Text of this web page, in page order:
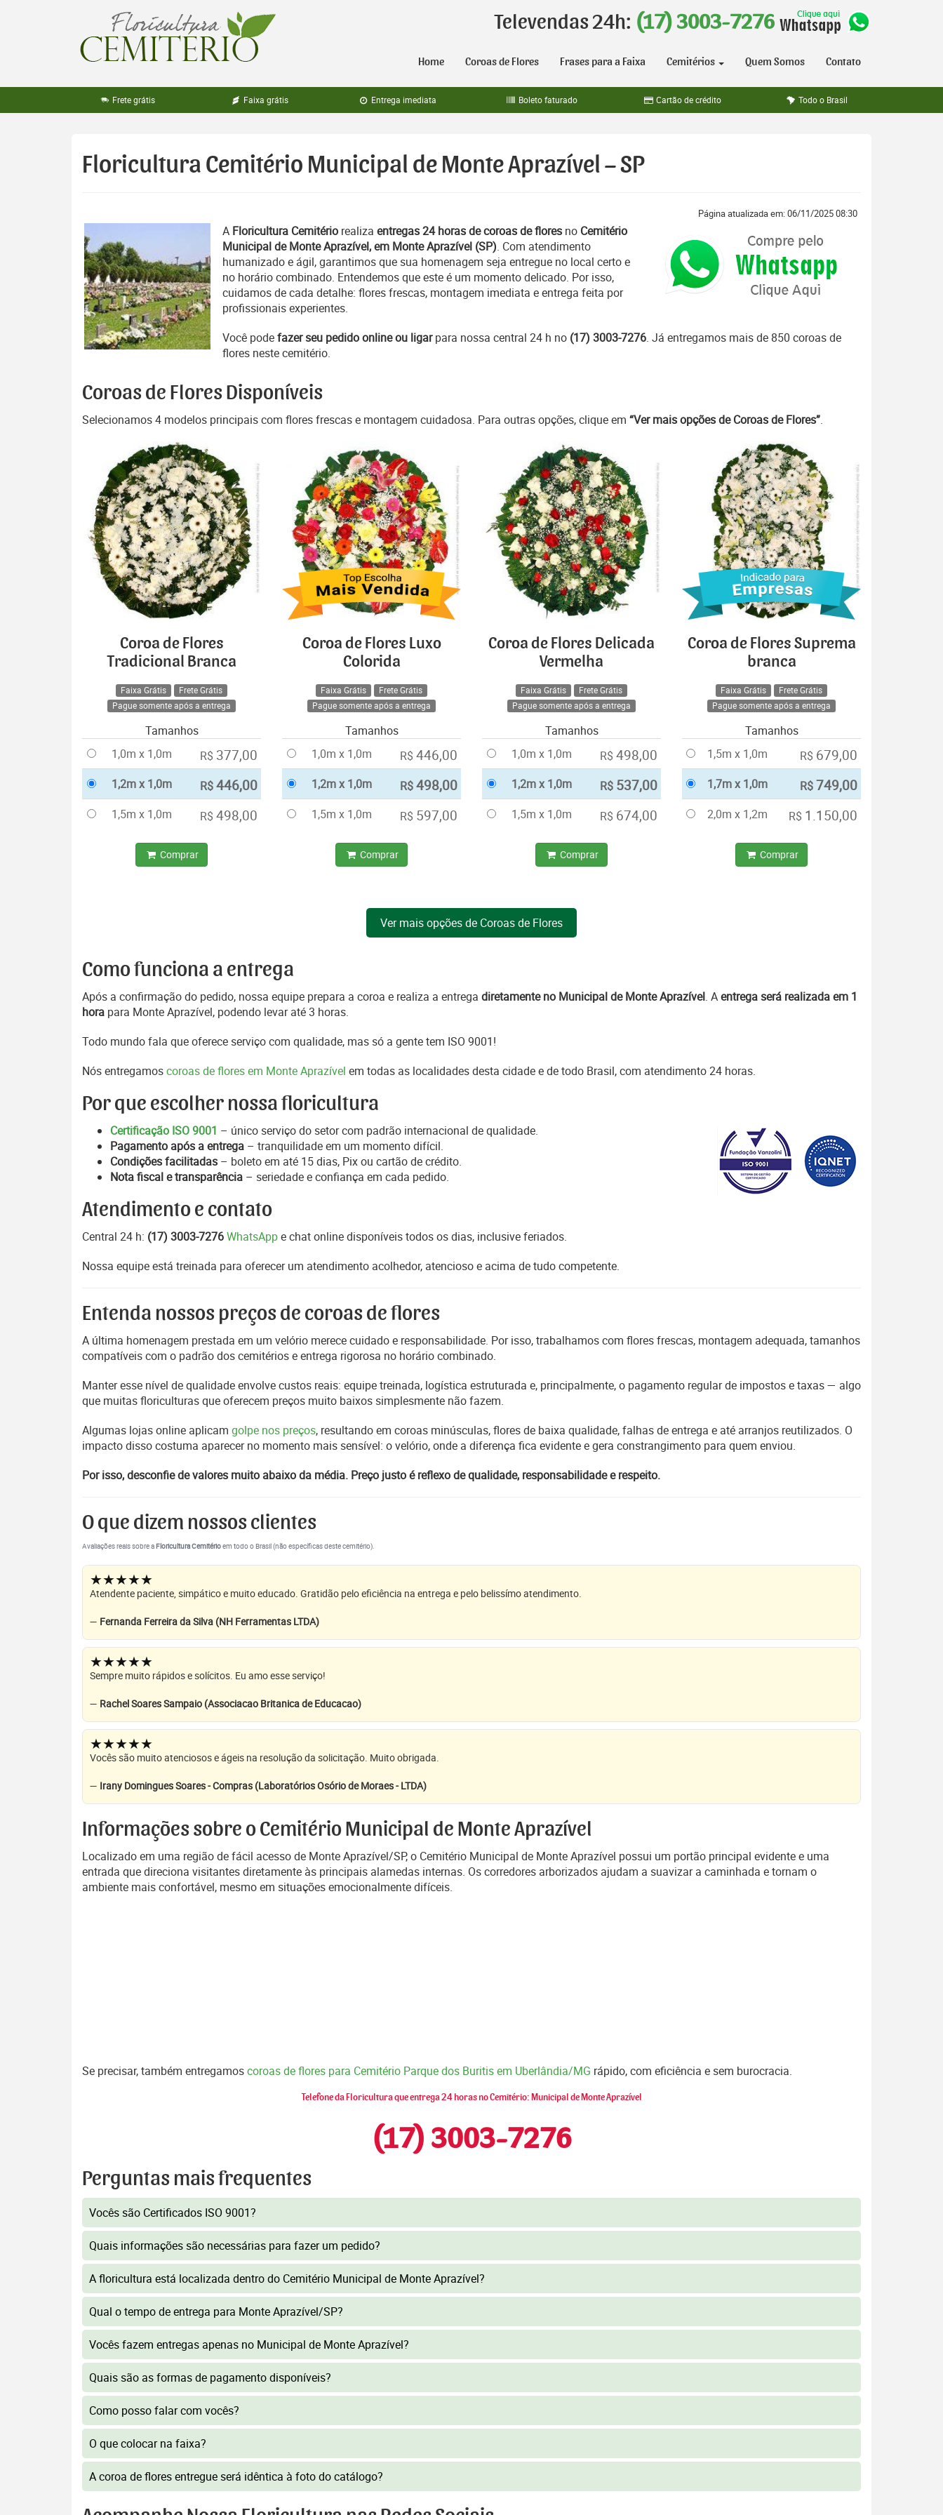
Televendas 24h: (17) 3003-7276
Home Coroas de Flores Frases para a Faixa Cemitérios Quem Somos Contato
Frete grátis Faixa grátis Entrega imediata Boleto faturado Cartão de crédito Todo o Brasil
Floricultura Cemitério Municipal de Monte Aprazível – SP
Página atualizada em: 06/11/2025 08:30
A Floricultura Cemitério realiza entregas 24 horas de coroas de flores no Cemitério
Municipal de Monte Aprazível, em Monte Aprazível (SP). Com atendimento
humanizado e ágil, garantimos que sua homenagem seja entregue no local certo e
no horário combinado. Entendemos que este é um momento delicado. Por isso,
cuidamos de cada detalhe: flores frescas, montagem imediata e entrega feita por
profissionais experientes.
Você podefazer seu pedido online ou ligarpara nossa central 24 h no (17) 3003-7276. Já entregamos mais de 850 coroas de
flores neste cemitério.
Coroas de Flores Disponíveis
Selecionamos 4 modelos principais com flores frescas e montagem cuidadosa. Para outras opções, clique em “Ver mais opções de Coroas de Flores”.
Coroa de Flores
Tradicional Branca
Faixa Grátis
Frete Grátis
Pague somente após a entrega
Tamanhos
1,0m x 1,0m
R$ 377,00
1,2m x 1,0m R$446,00
1,5m x 1,0m R$ 498,00
Comprar
Coroa de Flores Luxo
Colorida
Faixa Grátis
Frete Grátis
Pague somente após a entrega
Tamanhos
1,0m x 1,0m
R$ 446,00
1,2m x 1,0m R$498,00
1,5m x 1,0m R$ 597,00
Comprar
Coroa de Flores Delicada
Vermelha
Faixa Grátis
Frete Grátis
Pague somente após a entrega
Tamanhos
1,0m x 1,0m
R$ 498,00
1,2m x 1,0m R$ 537,00
1,5m x 1,0m R$ 674,00
Comprar
Coroa de Flores Suprema
branca
Faixa Grátis
Frete Grátis
Pague somente após a entrega
Tamanhos
1,5m x 1,0m
R$ 679,00
1,7m x 1,0m R$749,00
2,0m x 1,2m R$ 1.150,00
Comprar
Ver mais opções de Coroas de Flores
Como funciona a entrega
Após a confirmação do pedido, nossa equipe prepara a coroa e realiza a entrega diretamente no Municipal de Monte Aprazível. Aentrega será realizada em 1
hora para Monte Aprazível, podendo levar até 3 horas.
Todo mundo fala que oferece serviço com qualidade, mas só a gente tem ISO 9001!
Nós entregamoscoroas de flores em Monte Aprazível em todas as localidades desta cidade e de todo Brasil, com atendimento 24 horas.
Por que escolher nossa floricultura
Certificação ISO 9001 – único serviço do setor com padrão internacional de qualidade.
Pagamento após a entrega – tranquilidade em um momento difícil.
Condições facilitadas – boleto em até 15 dias, Pix ou cartão de crédito.
Nota fiscal e transparência – seriedade e confiança em cada pedido.
Atendimento e contato
Central 24 h: (17) 3003-7276WhatsAppe chat online disponíveis todos os dias, inclusive feriados.
Nossa equipe está treinada para oferecer um atendimento acolhedor, atencioso e acima de tudo competente.
Entenda nossos preços de coroas de flores
A última homenagem prestada em um velório merece cuidado e responsabilidade. Por isso, trabalhamos com flores frescas, montagem adequada, tamanhos
compatíveis com o padrão dos cemitérios e entrega rigorosa no horário combinado.
Manter esse nível de qualidade envolve custos reais: equipe treinada, logística estruturada e, principalmente, o pagamento regular de impostos e taxas — algo
que muitas floriculturas que oferecem preços muito baixos simplesmente não fazem.
Algumas lojas online aplicam golpe nos preços, resultando em coroas minúsculas, flores de baixa qualidade, falhas de entrega e até arranjos reutilizados. O
impacto disso costuma aparecer no momento mais sensível: o velório, onde a diferença fica evidente e gera constrangimento para quem enviou.
Por isso, desconfie de valores muito abaixo da média. Preço justo é reflexo de qualidade, responsabilidade e respeito.
O que dizem nossos clientes
Avaliações reais sobre aFloricultura Cemitérioem todo o Brasil (não específicas deste cemitério).
★★★★★
Atendente paciente, simpático e muito educado. Gratidão pelo eficiência na entrega e pelo belissímo atendimento.
— Fernanda Ferreira da Silva (NH Ferramentas LTDA)
★★★★★
Sempre muito rápidos e solícitos. Eu amo esse serviço!
— Rachel Soares Sampaio (Associacao Britanica de Educacao)
★★★★★
Vocês são muito atenciosos e ágeis na resolução da solicitação. Muito obrigada.
— Irany Domingues Soares - Compras (Laboratórios Osório de Moraes - LTDA)
Informações sobre o Cemitério Municipal de Monte Aprazível
Localizado em uma região de fácil acesso de Monte Aprazível/SP, o Cemitério Municipal de Monte Aprazível possui um portão principal evidente e uma
entrada que direciona visitantes diretamente às principais alamedas internas. Os corredores arborizados ajudam a suavizar a caminhada e tornam o
ambiente mais confortável, mesmo em situações emocionalmente difíceis.
Se precisar, também entregamoscoroas de flores para Cemitério Parque dos Buritis em Uberlândia/MG rápido, com eficiência e sem burocracia.
Telefone da Floricultura que entrega 24 horas no Cemitério: Municipal de Monte Aprazível
(17) 3003-7276
Perguntas mais frequentes
Vocês são Certificados ISO 9001?
Quais informações são necessárias para fazer um pedido?
A floricultura está localizada dentro do Cemitério Municipal de Monte Aprazível?
Qual o tempo de entrega para Monte Aprazível/SP?
Vocês fazem entregas apenas no Municipal de Monte Aprazível?
Quais são as formas de pagamento disponíveis?
Como posso falar com vocês?
O que colocar na faixa?
A coroa de flores entregue será idêntica à foto do catálogo?